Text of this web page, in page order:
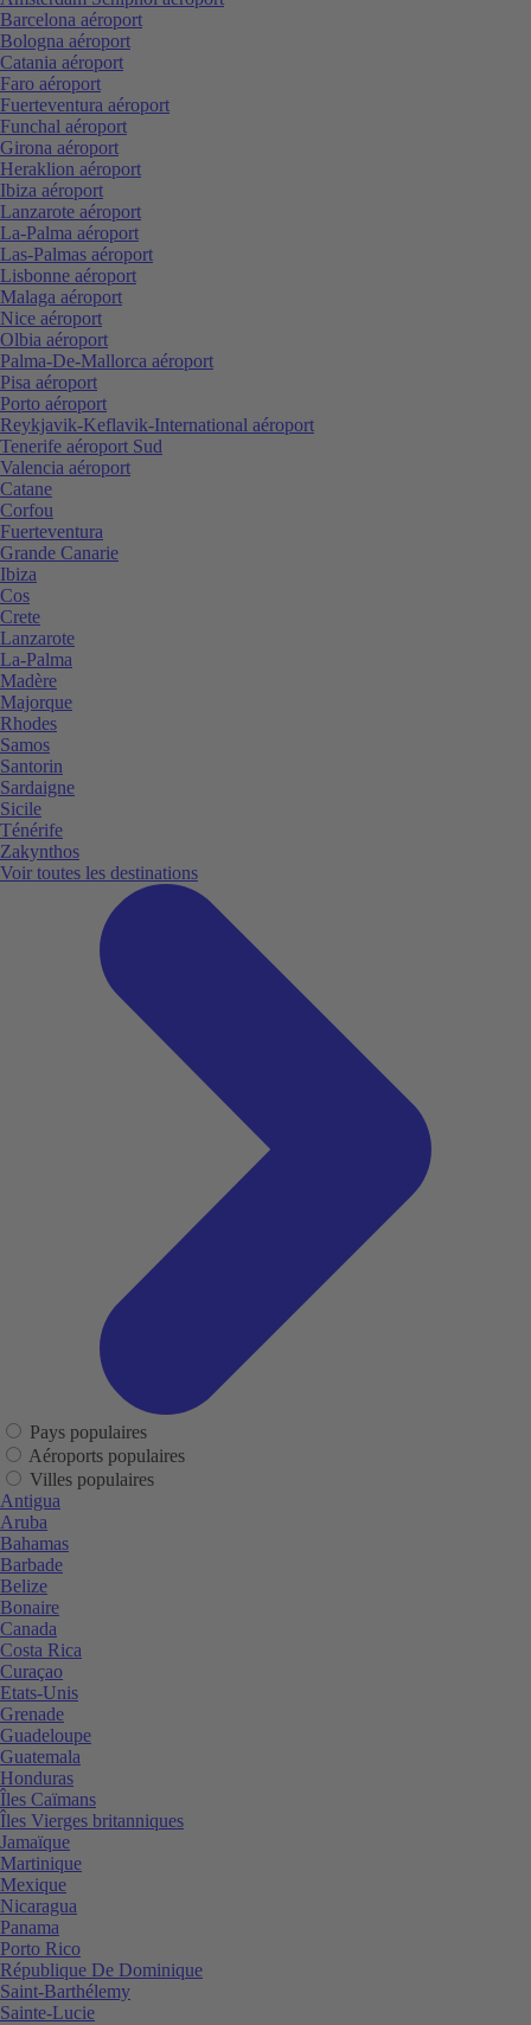
Barcelona aéroport
Bologna aéroport
Catania aéroport
Faro aéroport
Fuerteventura aéroport
Funchal aéroport
Girona aéroport
Heraklion aéroport
Ibiza aéroport
Lanzarote aéroport
La-Palma aéroport
Las-Palmas aéroport
Lisbonne aéroport
Malaga aéroport
Nice aéroport
Olbia aéroport
Palma-De-Mallorca aéroport
Pisa aéroport
Porto aéroport
Reykjavik-Keflavik-International aéroport
Tenerife aéroport Sud
Valencia aéroport
Catane
Corfou
Fuerteventura
Grande Canarie
Ibiza
Cos
Crete
Lanzarote
La-Palma
Madère
Majorque
Rhodes
Samos
Santorin
Sardaigne
Sicile
Ténérife
Zakynthos
Voir toutes les destinations
Pays populaires
Aéroports populaires
Villes populaires
Antigua
Aruba
Bahamas
Barbade
Belize
Bonaire
Canada
Costa Rica
Curaçao
Etats-Unis
Grenade
Guadeloupe
Guatemala
Honduras
Îles Caïmans
Îles Vierges britanniques
Jamaïque
Martinique
Mexique
Nicaragua
Panama
Porto Rico
République De Dominique
Saint-Barthélemy
Sainte-Lucie